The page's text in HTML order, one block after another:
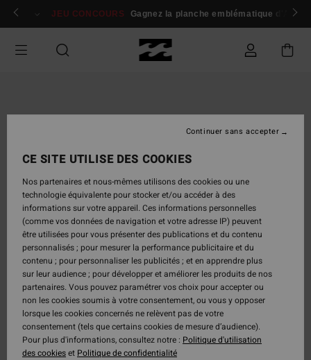
Passer
Se connecter / s'inscrire
JEU CONCOURS Gagnez la planche emblématique d'Andy
CE SITE UTILISE DES COOKIES
Nos partenaires et nous-mêmes utilisons des cookies ou une
technologie équivalente pour stocker et/ou accéder à des
informations sur votre appareil. Ces informations personnelles
(comme vos données de navigation et votre adresse IP) peuvent
être utilisées pour vous présenter des publications et du contenu
personnalisés ; pour mesurer la performance publicitaire et du
contenu ; pour personnaliser les publicités ; et en apprendre plus
sur leur audience ; pour développer et améliorer les produits de nos
partenaires. Vous pouvez paramétrer vos choix pour accepter ou
non les cookies soumis à votre consentement, ou vous y opposer
lorsque les cookies concernés ne relèvent pas de votre
consentement (tels que certains cookies de mesure d’audience).
Pour plus d'informations, consultez notre : Politique d'utilisation
des cookieset Politique de confidentialité
Continuer sans accepter